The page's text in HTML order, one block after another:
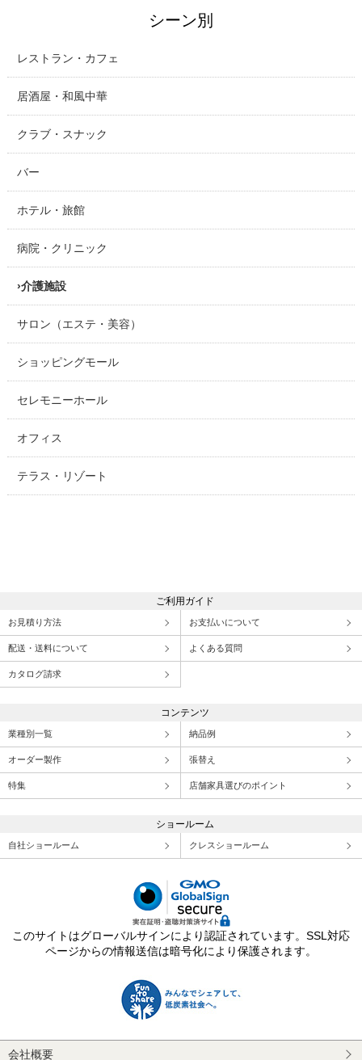
シーン別
レストラン・カフェ
居酒屋・和風中華
クラブ・スナック
バー
ホテル・旅館
病院・クリニック
介護施設
サロン（エステ・美容）
ショッピングモール
セレモニーホール
オフィス
テラス・リゾート
ご利用ガイド
お見積り方法 お支払いについて
配送・送料について よくある質問
カタログ請求
コンテンツ
業種別一覧 納品例
オーダー製作 張替え
特集 店舗家具選びのポイント
ショールーム
自社ショールーム クレスショールーム
このサイトはグローバルサインにより認証されています。SSL対応
ページからの情報送信は暗号化により保護されます。
会社概要